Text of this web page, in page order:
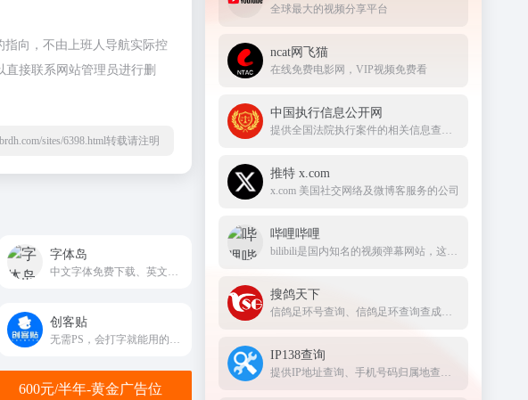
向，不由上班人导航实际控
直接联系网站管理员进行删
sites/6398.html转载请注明
字体岛
创客贴
600元/半年-黄金广告位
全球最大的视频分享平台
ncat网飞猫
在线免费电影网，VIP视频免费看
中国执行信息公开网
提供全国法院执行案件的相关信息查询服务
推特 x.com
x.com 美国社交网络及微博客服务的公司
哔哩哔哩
bilibili是国内知名的视频弹幕网站，这里有及时的动漫新番，活跃的ACG氛围，有创意的Up主。大家可以在这里找到许多欢乐。
搜鸽天下
信鸽足环号查询、信鸽足环查询查成绩、查信鸽成绩、足环、天落成绩、脚环！
IP138查询
提供IP地址查询、手机号码归属地查询、邮政编码查询及身份证号码验证等服务